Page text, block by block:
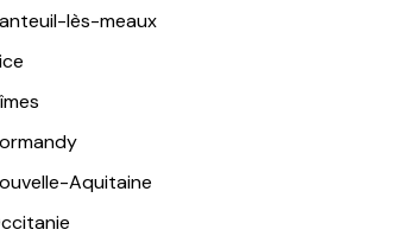
lès-meaux
Aquitaine